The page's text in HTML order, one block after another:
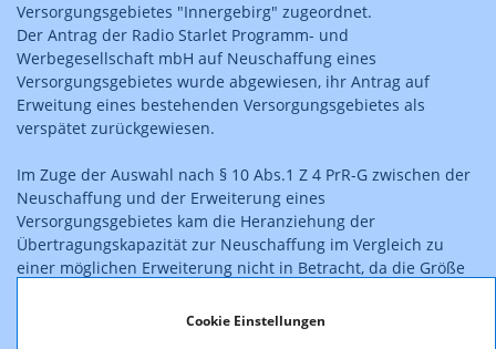
Cookie Einstellungen
Versorgungsgebietes "Innergebirg" zugeordnet.
Der Antrag der Radio Starlet Programm- und
Werbegesellschaft mbH auf Neuschaffung eines
Versorgungsgebietes wurde abgewiesen, ihr Antrag auf
Erweitung eines bestehenden Versorgungsgebietes als
verspätet zurückgewiesen.
Im Zuge der Auswahl nach § 10 Abs.1 Z 4 PrR-G zwischen der
Neuschaffung und der Erweiterung eines
Versorgungsgebietes kam die Heranziehung der
Übertragungskapazität zur Neuschaffung im Vergleich zu
einer möglichen Erweiterung nicht in Betracht, da die Größe
Hörfunkveranstaltung erwarten ließ und der Antrag von Radio